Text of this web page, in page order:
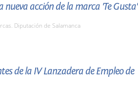
nueva acción de la marca 'Te Gusta'
Diputación de Salamanca
de la IV Lanzadera de Empleo de